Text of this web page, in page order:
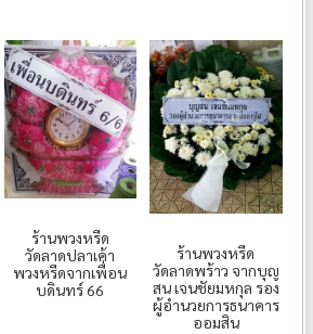
ร้านพวงหรีด
วัดลาดปลาเค้า
พวงหรีดจากเพื่อน
บดินทร์ 66
ร้านพวงหรีด
วัดลาดพร้าว จากบุญ
สน เจนชัยมหกุล รอง
ผู้อำนวยการธนาคาร
ออมสิน